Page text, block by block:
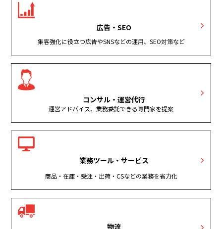
広告・SEO
集客強化に役立つ広告やSNSなどの運用、SEO対策など
コンサル・運営代行
運営アドバイス、業務委託できる専門家を提案
業務ツール・サービス
商品・在庫・受注・出荷・CSなどの業務を省力化
物流